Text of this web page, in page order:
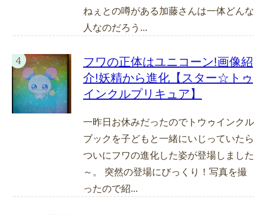
ねぇとの噂がある加藤さんは一体どんな
人なのだろう...
フワの正体はユニコーン!画像紹
介!妖精から進化【スター☆トゥ
インクルプリキュア】
一昨日お休みだったのでトウゥインクル
ブックを子どもと一緒にいじっていたら
ついにフワの進化した姿が登場しました
～。 突然の登場にびっくり！写真を撮
ったので紹...